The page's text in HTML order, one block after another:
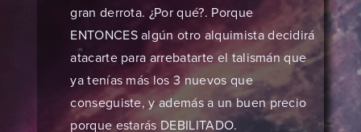
gran derrota. ¿Por qué?. Porque
ENTONCES algún otro alquimista decidirá
atacarte para arrebatarte el talismán que
ya tenías más los 3 nuevos que
conseguiste, y además a un buen precio
porque estarás DEBILITADO.